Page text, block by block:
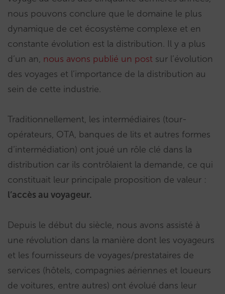
nous pouvons conclure que le domaine le plus
dynamique de cet écosystème complexe et en
constante évolution est la distribution. Il y a plus
d’un an, nous avons publié un post sur l’évolution
des voyages et l’importance de la distribution au
sein de cette industrie.
Traditionnellement, les intermédiaires (tour-
opérateurs, OTA, banques de lits et autres formes
d’intermédiation) ont joué un rôle clé dans la
distribution car ils contrôlaient la demande, ce qui
constituait leur principale proposition de valeur :
l’accès au voyageur.
Depuis le début du siècle, nous avons assisté à
une révolution dans la manière dont les voyageurs
et les fournisseurs de voyages/prestataires de
services (hôtels, compagnies aériennes et loueurs
de voitures, entre autres) ont évolué dans leur